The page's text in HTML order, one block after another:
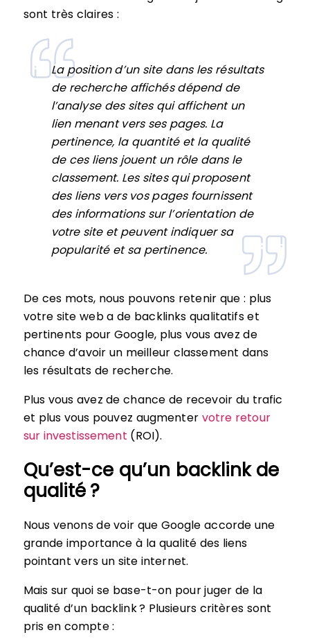
sont très claires :
La position d’un site dans les résultats
de recherche affichés dépend de
l’analyse des sites qui affichent un
lien menant vers ses pages. La
pertinence, la quantité et la qualité
de ces liens jouent un rôle dans le
classement. Les sites qui proposent
des liens vers vos pages fournissent
des informations sur l’orientation de
votre site et peuvent indiquer sa
popularité et sa pertinence.
De ces mots, nous pouvons retenir que : plus
votre site web a de backlinks qualitatifs et
pertinents pour Google, plus vous avez de
chance d’avoir un meilleur classement dans
les résultats de recherche.
Plus vous avez de chance de recevoir du trafic
et plus vous pouvez augmenter votre retour
sur investissement (ROI).
Qu’est-ce qu’un backlink de
qualité ?
Nous venons de voir que Google accorde une
grande importance à la qualité des liens
pointant vers un site internet.
Mais sur quoi se base-t-on pour juger de la
qualité d’un backlink ? Plusieurs critères sont
pris en compte :